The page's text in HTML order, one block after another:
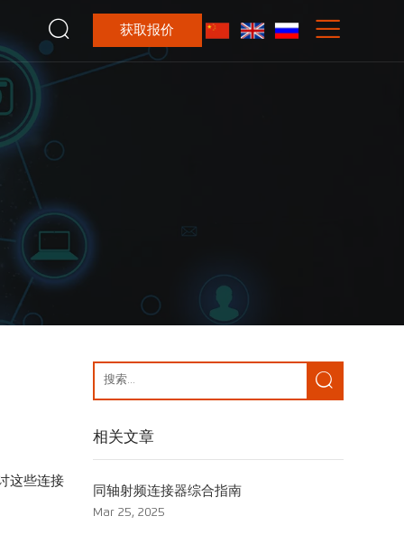
 获取报价 
这些连接

相关文章
同轴射频连接器综合指南
Mar 25, 2025